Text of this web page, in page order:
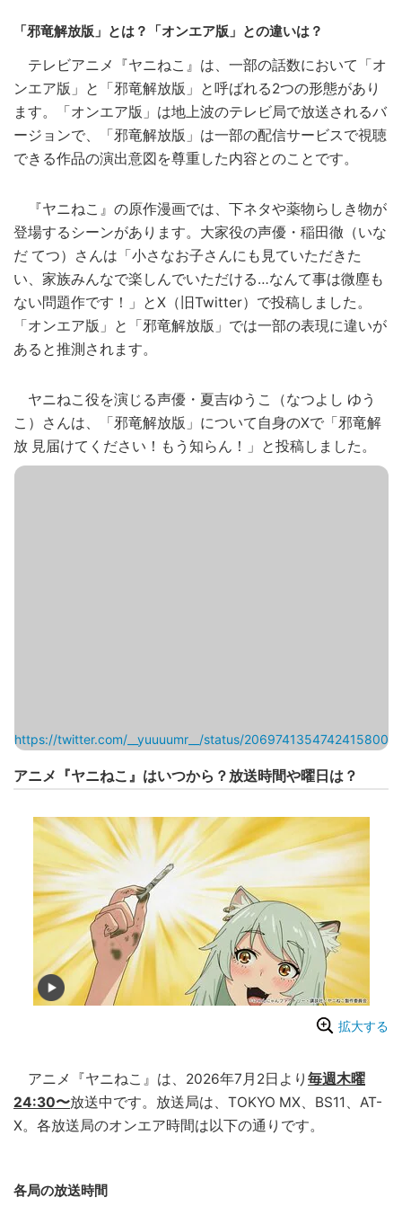
「邪竜解放版」とは？「オンエア版」との違いは？
テレビアニメ『ヤニねこ』は、一部の話数において「オ
ンエア版」と「邪竜解放版」と呼ばれる2つの形態があり
ます。「オンエア版」は地上波のテレビ局で放送されるバ
ージョンで、「邪竜解放版」は一部の配信サービスで視聴
できる作品の演出意図を尊重した内容とのことです。
『ヤニねこ』の原作漫画では、下ネタや薬物らしき物が
登場するシーンがあります。大家役の声優・稲田徹（いな
だ てつ）さんは「小さなお子さんにも見ていただきた
い、家族みんなで楽しんでいただける…なんて事は微塵も
ない問題作です！」とX（旧Twitter）で投稿しました。
「オンエア版」と「邪竜解放版」では一部の表現に違いが
あると推測されます。
ヤニねこ役を演じる声優・夏吉ゆうこ（なつよし ゆう
こ）さんは、「邪竜解放版」について自身のXで「邪竜解
放 見届けてください！もう知らん！」と投稿しました。
https://twitter.com/__yuuuumr__/status/2069741354742415800
アニメ『ヤニねこ』はいつから？放送時間や曜日は？
拡大する
アニメ『ヤニねこ』は、2026年7月2日より 毎週木曜
24:30〜放送中です。放送局は、TOKYO MX、BS11、AT-
X。各放送局のオンエア時間は以下の通りです。
各局の放送時間